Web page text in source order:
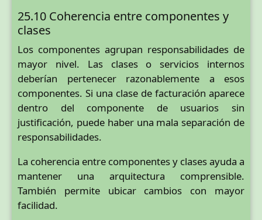
25.10 Coherencia entre componentes y
clases
Los componentes agrupan responsabilidades de
mayor nivel. Las clases o servicios internos
deberían pertenecer razonablemente a esos
componentes. Si una clase de facturación aparece
dentro del componente de usuarios sin
justificación, puede haber una mala separación de
responsabilidades.
La coherencia entre componentes y clases ayuda a
mantener una arquitectura comprensible.
También permite ubicar cambios con mayor
facilidad.